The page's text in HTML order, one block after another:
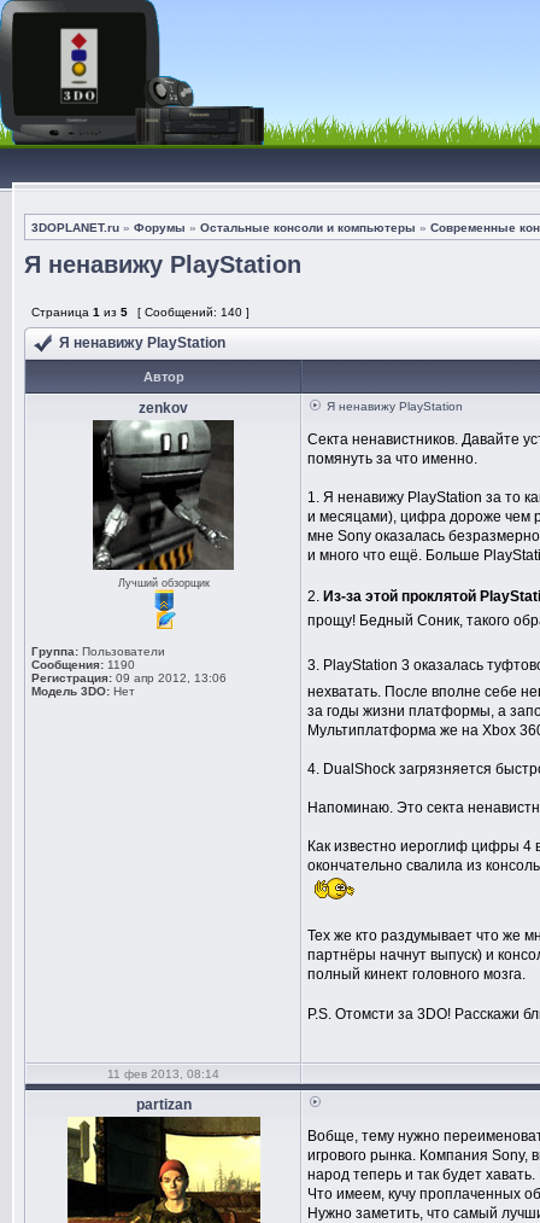
3DOPLANET.ru » Форумы » Остальные консоли и компьютеры » Современные
Я ненавижу PlayStation
Страница 1 из 5 [ Сообщений: 140 ]
Я ненавижу PlayStation
Автор
zenkov
Лучший обзорщик
Группа: Пользователи
Сообщения: 1190
Регистрация: 09 апр 2012, 13:06
Модель 3DO: Нет
Я ненавижу PlayStation
Секта ненавистников. Давайте
помянуть за что именно.
1. Я ненавижу PlayStation за то
и месяцами), цифра дороже чем
мне Sony оказалась
и много что ещё. Больше
2. Из-за этой проклятой
прощу! Бедный Соник, такого
3. PlayStation 3 оказалась
нехватать. После вполне себе
за годы жизни платформы, а
Мультиплатформа же на Xbox
4. DualShock загрязняется
Напоминаю. Это секта
Как известно иероглиф цифры 4
окончательно свалила из
Тех же кто раздумывает что же
партнёры начнут выпуск) и
полный кинект головного мозга.
P.S. Отомсти за 3DO! Расскажи
11 фев 2013, 08:14
partizan
Вобще, тему нужно
игрового рынка. Компания Sony,
народ теперь и так будет
Что имеем, кучу проплаченных
Нужно заметить, что самый